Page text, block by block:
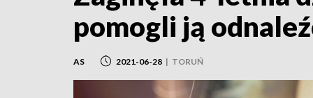
pomogli ją
AS 2021-06-28 | TORUŃ